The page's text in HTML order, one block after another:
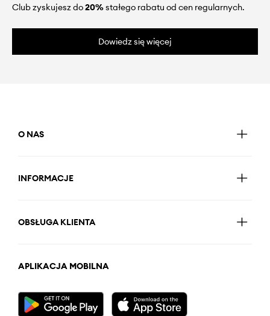
Club zyskujesz do20%stałego rabatu od cen regularnych.
Dowiedz się więcej
O NAS
INFORMACJE
OBSŁUGA KLIENTA
APLIKACJA MOBILNA